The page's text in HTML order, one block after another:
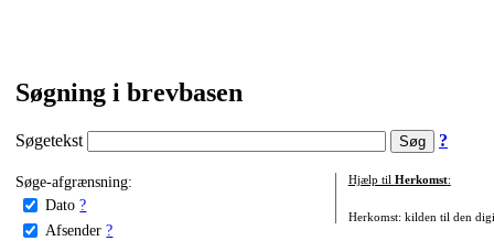
Søgning i brevbasen
Søgetekst ?
Søge-afgrænsning:
Dato ?
Afsender ?
Hjælp til Herkomst:
Herkomst: kilden til den